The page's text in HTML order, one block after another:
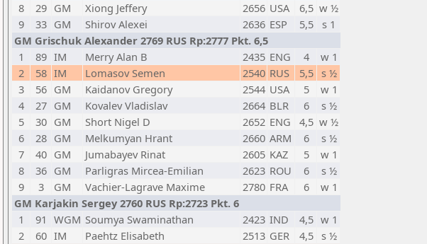
8
29 GM Xiong Jeffery 2656 USA 6,5 w ½
9
33 GM Shirov Alexei 2636 ESP 5,5
s 1
GM Grischuk Alexander 2769 RUS Rp:2777 Pkt. 6,5
1
89 IM Merry Alan B 2435 ENG 4
w 1
2
58 IM Lomasov Semen 2540 RUS 5,5 s ½
3
56 GM Kaidanov Gregory 2544 USA 5
w 1
4
27 GM Kovalev Vladislav 2664 BLR 6
s ½
5
30 GM Short Nigel D 2652 ENG 4,5 w ½
6
28 GM Melkumyan Hrant 2660 ARM 6
s ½
7
40 GM Jumabayev Rinat 2605 KAZ 5
w 1
8
36 GM Parligras Mircea-Emilian 2623 ROU 6
s ½
9
3 GM Vachier-Lagrave Maxime 2780 FRA 6
w 1
GM Karjakin Sergey 2760 RUS Rp:2723 Pkt. 6
1
91 WGM Soumya Swaminathan 2423 IND 4,5 w 1
2
60 IM Paehtz Elisabeth 2513 GER 4,5 s ½